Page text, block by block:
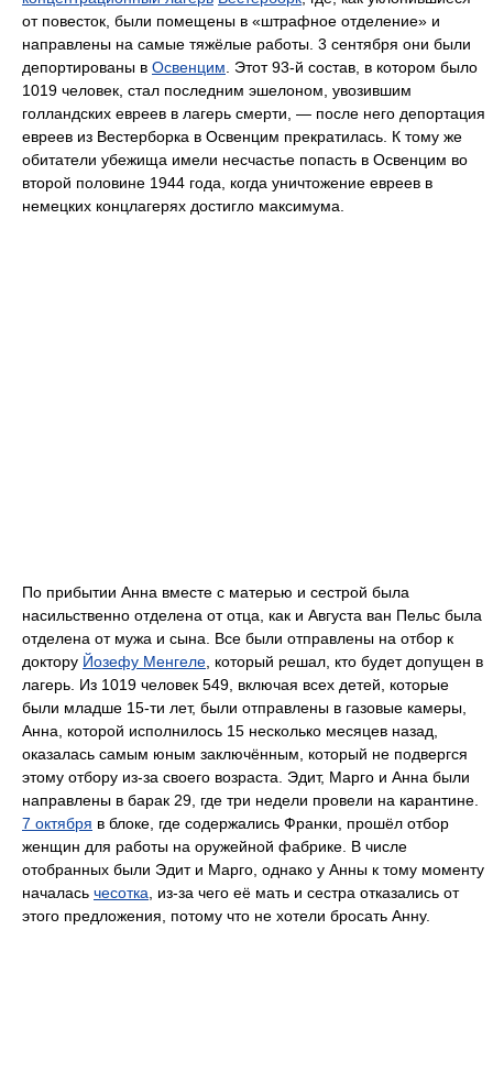
от повесток, были помещены в «штрафное отделение» и
направлены на самые тяжёлые работы. 3 сентября они были
депортированы в Освенцим. Этот 93-й состав, в котором было
1019 человек, стал последним эшелоном, увозившим
голландских евреев в лагерь смерти, — после него депортация
евреев из Вестерборка в Освенцим прекратилась. К тому же
обитатели убежища имели несчастье попасть в Освенцим во
второй половине 1944 года, когда уничтожение евреев в
немецких концлагерях достигло максимума.
По прибытии Анна вместе с матерью и сестрой была
насильственно отделена от отца, как и Августа ван Пельс была
отделена от мужа и сына. Все были отправлены на отбор к
доктору Йозефу Менгеле, который решал, кто будет допущен в
лагерь. Из 1019 человек 549, включая всех детей, которые
были младше 15-ти лет, были отправлены в газовые камеры,
Анна, которой исполнилось 15 несколько месяцев назад,
оказалась самым юным заключённым, который не подвергся
этому отбору из-за своего возраста. Эдит, Марго и Анна были
направлены в барак 29, где три недели провели на карантине.
7 октября в блоке, где содержались Франки, прошёл отбор
женщин для работы на оружейной фабрике. В числе
отобранных были Эдит и Марго, однако у Анны к тому моменту
началась чесотка, из-за чего её мать и сестра отказались от
этого предложения, потому что не хотели бросать Анну.